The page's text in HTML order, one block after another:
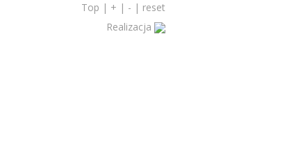
Top | + | - | reset
Realizacja